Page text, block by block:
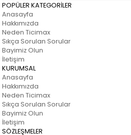
POPÜLER KATEGORİLER
Anasayfa
Hakkımızda
Neden Ticimax
Sıkça Sorulan Sorular
Bayimiz Olun
İletişim
KURUMSAL
Anasayfa
Hakkımızda
Neden Ticimax
Sıkça Sorulan Sorular
Bayimiz Olun
İletişim
SÖZLEŞMELER